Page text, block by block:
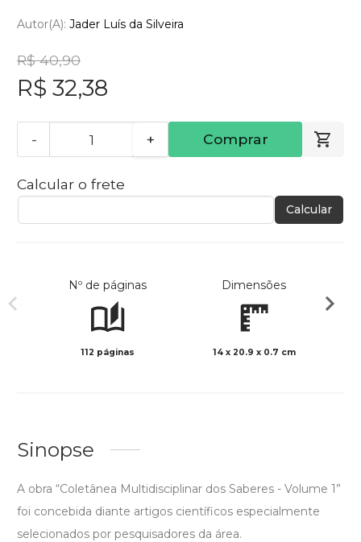
Autor(a): Jader Luís da Silveira
R$ 40,90
R$ 32,38
- + Comprar
Calcular o frete
Calcular
Nº de páginas
112 páginas
Dimensões
14 x 20.9 x 0.7 cm
Sinopse
A obra “Coletânea Multidisciplinar dos Saberes - Volume 1”
foi concebida diante artigos científicos especialmente
selecionados por pesquisadores da área.